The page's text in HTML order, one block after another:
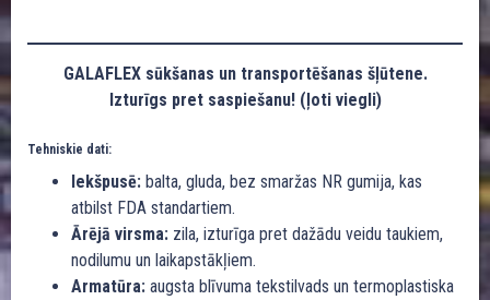
GALAFLEX sūkšanas un transportēšanas šļūtene.
Izturīgs pret saspiešanu! (ļoti viegli)
Tehniskie dati:
Iekšpusē: balta, gluda, bez smaržas NR gumija, kas
atbilst FDA standartiem.
Ārējā virsma: zila, izturīga pret dažādu veidu taukiem,
nodilumu un laikapstākļiem.
Armatūra: augsta blīvuma tekstilvads un termoplastiska